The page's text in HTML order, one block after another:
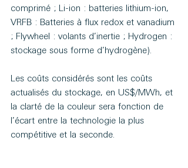
comprimé ; Li-ion : batteries lithium-ion,
VRFB : Batteries à flux redox et vanadium
; Flywheel : volants d’inertie ; Hydrogen :
stockage sous forme d’hydrogène).
Les coûts considérés sont les coûts
actualisés du stockage, en US$/MWh, et
la clarté de la couleur sera fonction de
l’écart entre la technologie la plus
compétitive et la seconde.